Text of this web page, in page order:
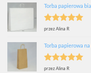
Torba papierowa
Oceniono
przez Alina R
Torba papierowa
Oceniono
przez Alina R